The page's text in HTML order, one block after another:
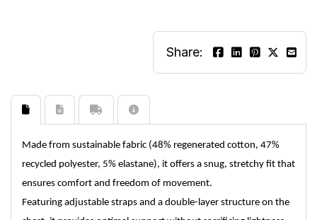
Share:
Made from sustainable fabric (48% regenerated cotton, 47%
recycled polyester, 5% elastane), it offers a snug, stretchy fit that
ensures comfort and freedom of movement.
Featuring adjustable straps and a double-layer structure on the